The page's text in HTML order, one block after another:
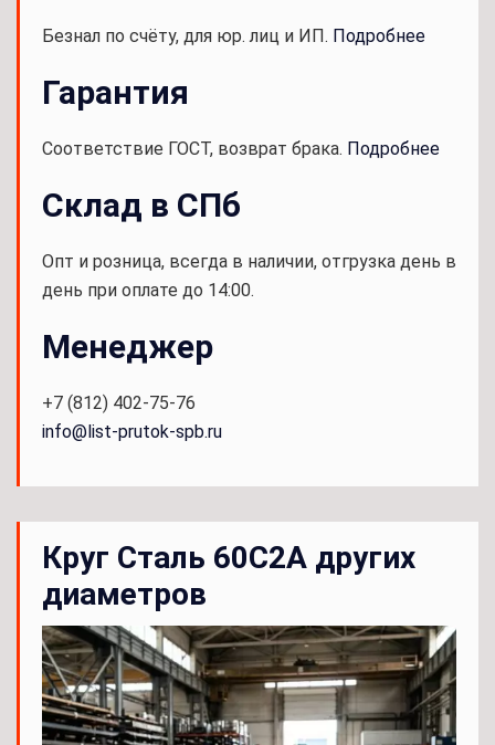
Безнал по счёту, для юр. лиц и ИП. Подробнее
Гарантия
Соответствие ГОСТ, возврат брака. Подробнее
Склад в СПб
Опт и розница, всегда в наличии, отгрузка день в
день при оплате до 14:00.
Менеджер
+7 (812) 402-75-76
info@list-prutok-spb.ru
Круг Сталь 60С2А других
диаметров